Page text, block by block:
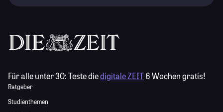
Für alle unter 30:Teste diedigitale ZEIT6 Wochen gratis!
Ratgeber
Studienthemen